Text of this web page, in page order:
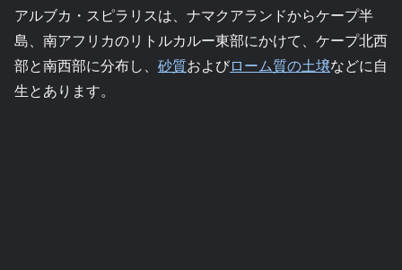
アルブカ・スピラリスは、ナマクアランドからケープ半
島、南アフリカのリトルカルー東部にかけて、ケープ北西
部と南西部に分布し、 砂質およびローム質の土壌などに自
生とあります。